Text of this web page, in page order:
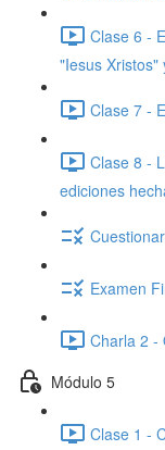
Clase 6 -
"Iesus Xristos"
Clase 7 -
Clase 8 -
ediciones
Examen
Charla 2 -
Módulo 5
Clase 1 -